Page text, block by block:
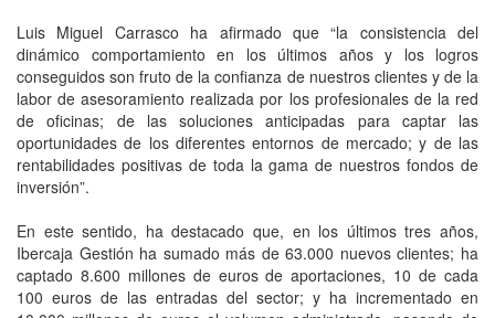
Luis Miguel Carrasco ha afirmado que “la consistencia del
dinámico comportamiento en los últimos años y los logros
conseguidos son fruto de la confianza de nuestros clientes y de la
labor de asesoramiento realizada por los profesionales de la red
de oficinas; de las soluciones anticipadas para captar las
oportunidades de los diferentes entornos de mercado; y de las
rentabilidades positivas de toda la gama de nuestros fondos de
inversión”.
En este sentido, ha destacado que, en los últimos tres años,
Ibercaja Gestión ha sumado más de 63.000 nuevos clientes; ha
captado 8.600 millones de euros de aportaciones, 10 de cada
100 euros de las entradas del sector; y ha incrementado en